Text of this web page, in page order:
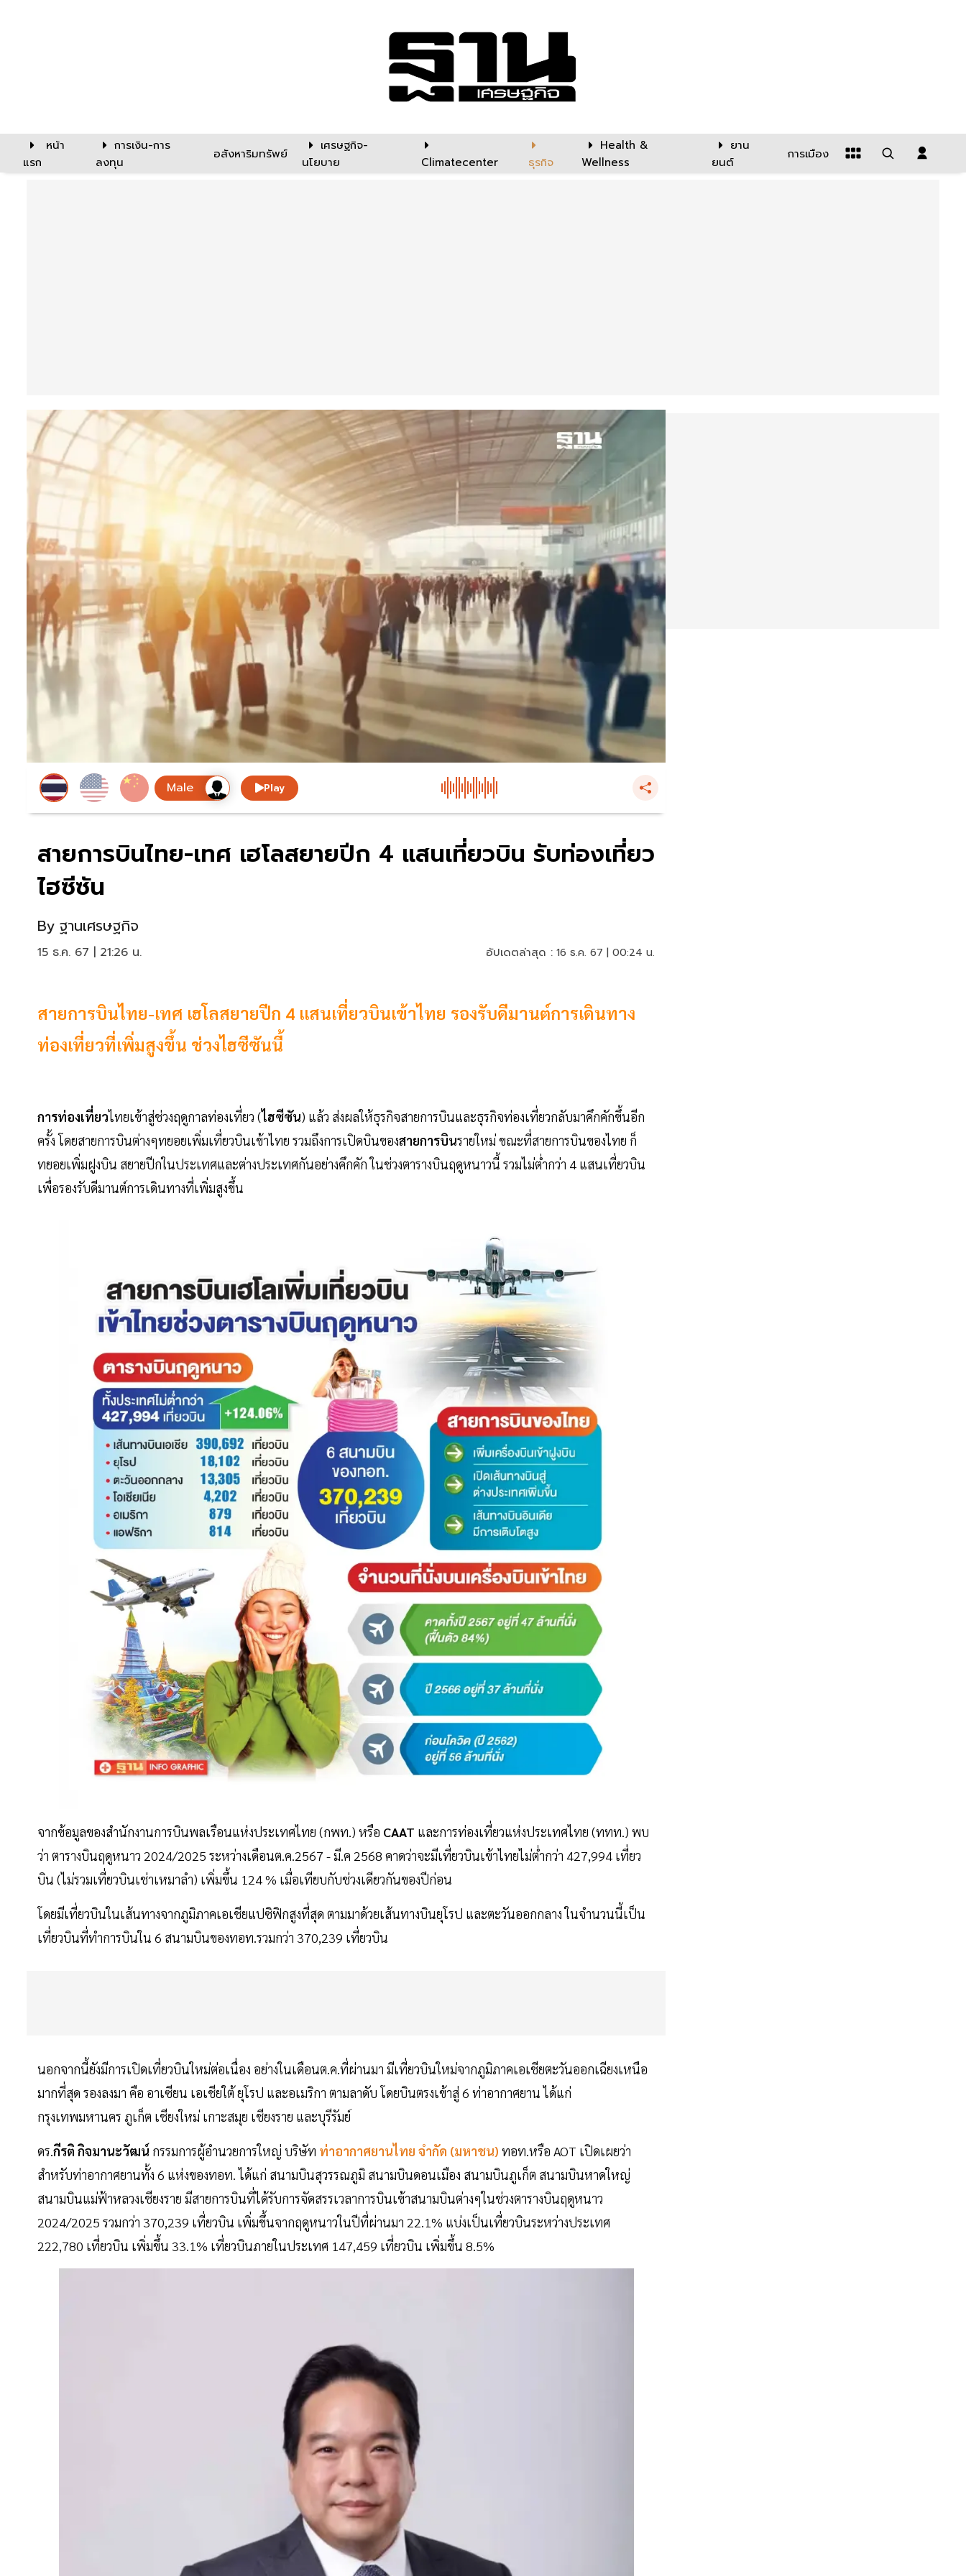
หน้า
แรก
การเงิน-การ
ลงทุน
อสังหาริมทรัพย์
เศรษฐกิจ-
นโยบาย
Climatecenter ธุรกิจ
Health &
Wellness
ยาน
ยนต์
การเมือง
Play
สายการบินไทย-เทศ เฮโลสยายปีก 4 แสนเที่ยวบิน รับท่องเที่ยว
ไฮซีซัน
By ฐานเศรษฐกิจ
15 ธ.ค. 67 | 21:26 น. อัปเดตล่าสุด : 16 ธ.ค. 67 | 00:24 น.
สายการบินไทย-เทศ เฮโลสยายปีก 4 แสนเที่ยวบินเข้าไทย รองรับดีมานต์การเดินทาง
ท่องเที่ยวที่เพิ่มสูงขึ้น ช่วงไฮซีซันนี้
การท่องเที่ยวไทยเข้าสู่ช่วงฤดูกาลท่องเที่ยว (ไฮซีซัน) แล้ว ส่งผลให้ธุรกิจสายการบินและธุรกิจท่องเที่ยวกลับมาคึกคักขึ้นอีก
ครั้ง โดยสายการบินต่างๆทยอยเพิ่มเที่ยวบินเข้าไทย รวมถึงการเปิดบินของสายการบินรายใหม่ ขณะที่สายการบินของไทย ก็
ทยอยเพิ่มฝูงบิน สยายปีกในประเทศและต่างประเทศกันอย่างคึกคัก ในช่วงตารางบินฤดูหนาวนี้ รวมไม่ต่ำกว่า 4 แสนเที่ยวบิน
เพื่อรองรับดีมานต์การเดินทางที่เพิ่มสูงขึ้น
จากข้อมูลของสำนักงานการบินพลเรือนแห่งประเทศไทย (กพท.) หรือ CAAT และการท่องเที่ยวแห่งประเทศไทย (ททท.) พบ
ว่า ตารางบินฤดูหนาว 2024/2025 ระหว่างเดือนต.ค.2567 - มี.ค 2568 คาดว่าจะมีเที่ยวบินเข้าไทยไม่ต่ำกว่า 427,994 เที่ยว
บิน (ไม่รวมเที่ยวบินเช่าเหมาลำ) เพิ่มขึ้น 124 % เมื่อเทียบกับช่วงเดียวกันของปีก่อน
โดยมีเที่ยวบินในเส้นทางจากภูมิภาคเอเชียแปซิฟิกสูงที่สุด ตามมาด้วยเส้นทางบินยุโรป และตะวันออกกลาง ในจำนวนนี้เป็น
เที่ยวบินที่ทำการบินใน 6 สนามบินของทอท.รวมกว่า 370,239 เที่ยวบิน
นอกจากนี้ยังมีการเปิดเที่ยวบินใหม่ต่อเนื่อง อย่างในเดือนต.ค.ที่ผ่านมา มีเที่ยวบินใหม่จากภูมิภาคเอเชียตะวันออกเฉียงเหนือ
มากที่สุด รองลงมา คือ อาเซียน เอเชียใต้ ยุโรป และอเมริกา ตามลาดับ โดยบินตรงเข้าสู่ 6 ท่าอากาศยาน ได้แก่
กรุงเทพมหานคร ภูเก็ต เชียงใหม่ เกาะสมุย เชียงราย และบุรีรัมย์
ดร.กีรติ กิจมานะวัฒน์ กรรมการผู้อำนวยการใหญ่ บริษัท ท่าอากาศยานไทย จํากัด (มหาชน) ทอท.หรือ AOT เปิดเผยว่า
สำหรับท่าอากาศยานทั้ง 6 แห่งของทอท. ได้แก่ สนามบินสุวรรณภูมิ สนามบินดอนเมือง สนามบินภูเก็ต สนามบินหาดใหญ่
สนามบินแม่ฟ้าหลวงเชียงราย มีสายการบินที่ได้รับการจัดสรรเวลาการบินเข้าสนามบินต่างๆในช่วงตารางบินฤดูหนาว
2024/2025 รวมกว่า 370,239 เที่ยวบิน เพิ่มขึ้นจากฤดูหนาวในปีที่ผ่านมา 22.1% แบ่งเป็นเที่ยวบินระหว่างประเทศ
222,780 เที่ยวบิน เพิ่มขึ้น 33.1% เที่ยวบินภายในประเทศ 147,459 เที่ยวบิน เพิ่มขึ้น 8.5%